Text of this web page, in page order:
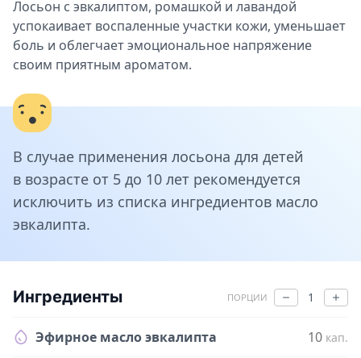
Лосьон с эвкалиптом, ромашкой и лавандой
успокаивает воспаленные участки кожи, уменьшает
боль и облегчает эмоциональное напряжение
своим приятным ароматом.
В случае применения лосьона для детей
в возрасте от 5 до 10 лет рекомендуется
исключить из списка ингредиентов масло
эвкалипта.
Ингредиенты ПОРЦИИ 1
Эфирное масло эвкалипта 10 кап.